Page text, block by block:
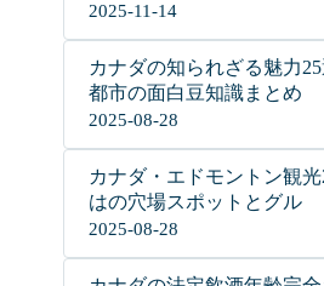
2025-11-14
カナダの知られざる魅力25
都市の面白豆知識まとめ
2025-08-28
カナダ・エドモントン観
はの穴場スポットとグル
2025-08-28